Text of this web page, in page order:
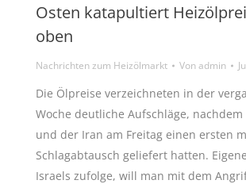
Osten katapultiert
oben
Nachrichten zum Heizölmarkt Vonadmin
Die Ölpreise verzeichneten in der
Woche deutliche Aufschläge, nachdem
und der Iran am Freitag einen ersten
Schlagabtausch geliefert hatten.
Israels zufolge, will man mit dem